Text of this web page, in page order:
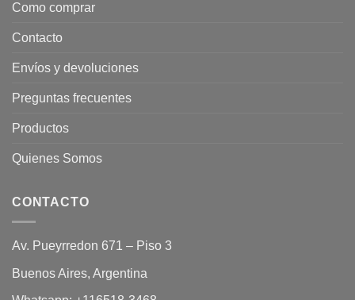
Como comprar
Contacto
Envíos y devoluciones
Preguntas frecuentes
Productos
Quienes Somos
CONTACTO
Av. Pueyrredon 671 – Piso 3
Buenos Aires, Argentina